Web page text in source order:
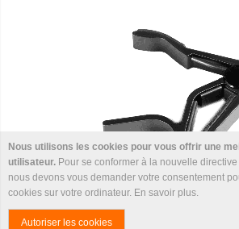
Nous utilisons les cookies pour vous offrir une
utilisateur. Pour se conformer à la nouvelle
nous devons vous demander votre consentement
cookies sur votre ordinateur. En savoir plus
Autoriser les cookiesDUNLOP -